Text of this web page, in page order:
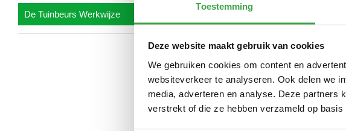
Toestemming
Deze website maakt gebruik van cookies
We gebruiken cookies om content en
websiteverkeer te analyseren. Ook delen we
media, adverteren en analyse. Deze partners
verstrekt of die ze hebben verzameld op
De Tuinbeurs Werkwijze
Opsluitbanden: alles is mogelijk!
Opsluitbanden zorgen ervoor
Tuinbeurs Nederland terecht